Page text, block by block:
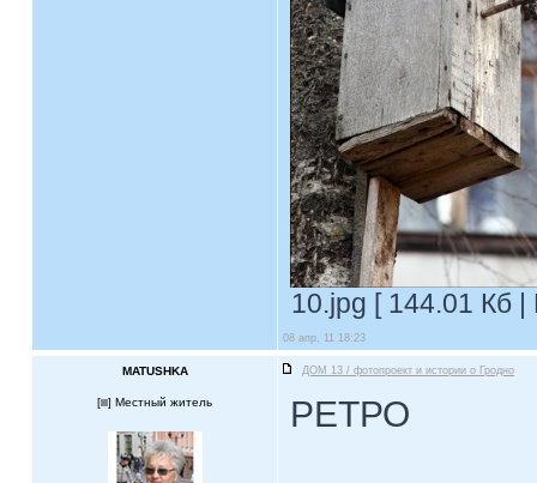
10.jpg [ 144.01 Кб
08 апр, 11 18:23
MATUSHKA ДОМ 13 / фотопроект и истории о Гродно
[ ] Местный житель РЕТРО